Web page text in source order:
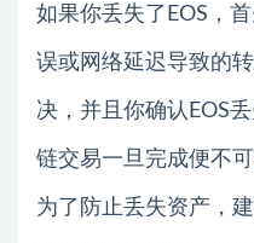
如果你丢失了EOS，
误或网络延迟导致的
决，并且你确认EOS
链交易一旦完成便不
为了防止丢失资产，